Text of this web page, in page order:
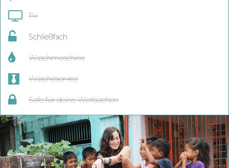
TV
Schließfach
Waschmaschine
Wäscheservice
Safe für deine Wertsachen